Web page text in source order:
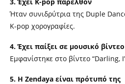
Ήταν συνιδρύτρια της Duple
K-pop χορογραφίες.
4. Έχει παίξει σε μουσικό βίντεο
Εμφανίστηκε στο βίντεο “Darling,
5. Η Zendaya είναι πρότυπό της